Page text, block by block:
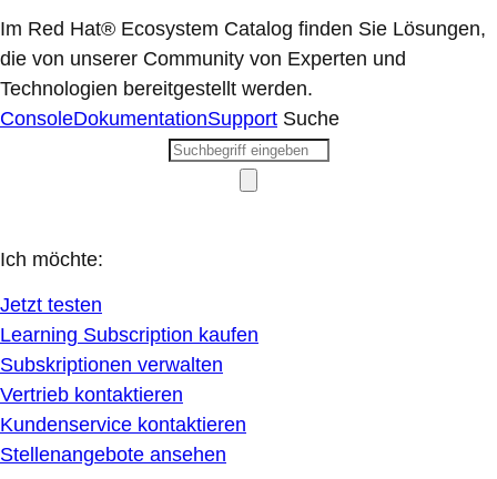
Im Red Hat® Ecosystem Catalog finden Sie Lösungen,
die von unserer Community von Experten und
Technologien bereitgestellt werden.
ConsoleDokumentationSupport Suche
Ich möchte:
Jetzt testen
Learning Subscription kaufen
Subskriptionen verwalten
Vertrieb kontaktieren
Kundenservice kontaktieren
Stellenangebote ansehen